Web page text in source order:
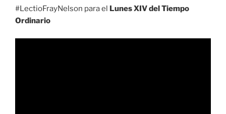
#LectioFrayNelson para el Lunes XIV del Tiempo
Ordinario